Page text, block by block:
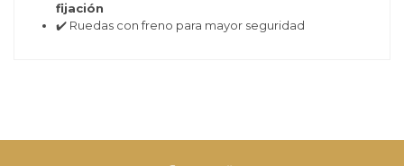
fijación
✔️ Ruedas con freno para mayor seguridad